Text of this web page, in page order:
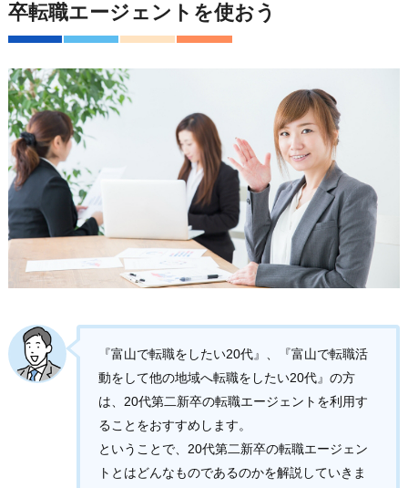
卒転職エージェントを使おう
『富山で転職をしたい20代』、『富山で転職活
動をして他の地域へ転職をしたい20代』の方
は、20代第二新卒の転職エージェントを利用す
ることをおすすめします。
ということで、20代第二新卒の転職エージェン
トとはどんなものであるのかを解説していきま